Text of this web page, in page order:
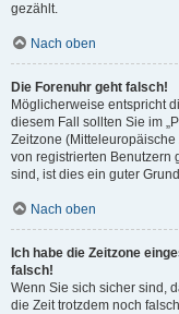
gezählt.
Nach oben
Die Forenuhr geht falsch!
Möglicherweise entspricht
diesem Fall sollten Sie im
Zeitzone
von registrierten Benutzern
sind, ist dies ein guter
Nach oben
Ich habe die Zeitzone
falsch!
Wenn Sie sich sicher sind,
die Zeit trotzdem noch